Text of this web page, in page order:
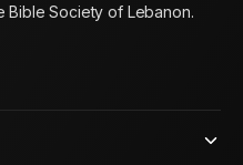
Bible Society of Lebanon.